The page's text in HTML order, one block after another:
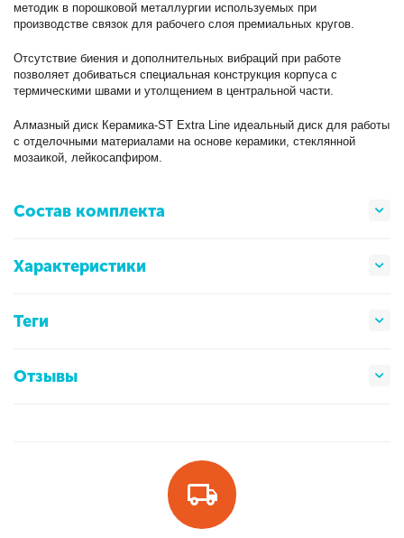
методик в порошковой металлургии используемых при
производстве связок для рабочего слоя премиальных кругов.
Отсутствие биения и дополнительных вибраций при работе
позволяет добиваться специальная конструкция корпуса с
термическими швами и утолщением в центральной части.
Алмазный диск Керамика-ST Extra Line идеальный диск для работы
с отделочными материалами на основе керамики, стеклянной
мозаикой, лейкосапфиром.
Состав комплекта
Характеристики
Теги
Отзывы